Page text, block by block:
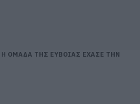
Η ΟΜΑΔΑ ΤΗΣ ΕΥΒΟΙΑΣ ΕΧΑΣΕ ΤΗΝ